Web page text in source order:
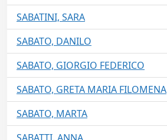
SABATINI, SARA
SABATO, DANILO
SABATO, GIORGIO FEDERICO
SABATO, GRETA MARIA FILOMENA
SABATO, MARTA
SABATTI, ANNA